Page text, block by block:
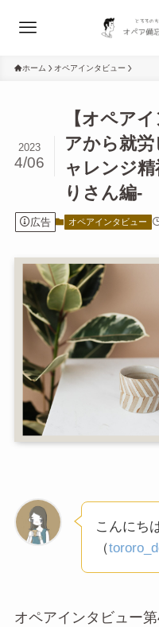
ホーム オペアインタビュー
【オペア
アから就
ャレンジ
りさん編-
2023
4/06
広告 オペアインタビュー
こんにち
（
オペアインタビュー